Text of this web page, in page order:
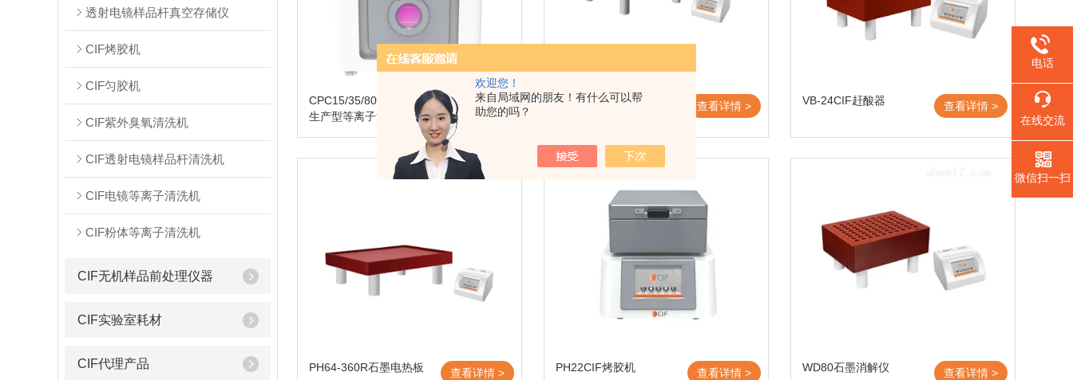
欢迎您！
来自局域网的朋友！有什么可以帮
助您的吗？
透射电镜样品杆真空存储仪
CIF烤胶机
CIF匀胶机
CIF紫外臭氧清洗机
CIF透射电镜样品杆清洗机
CIF电镜等离子清洗机
CIF粉体等离子清洗机
CIF无机样品前处理仪器
CIF实验室耗材
CIF代理产品
CPC15/35/80/120/150CIF
生产型等离子清洗机
查看详情 >
DS43-260石墨电热消解
查看详情 > VB-24CIF赶酸器 查看详情 >
PH64-360R石墨电热板 查看详情 > PH22CIF烤胶机 查看详情 > WD80石墨消解仪 查看详情 >
电话
在线交流
微信扫一扫